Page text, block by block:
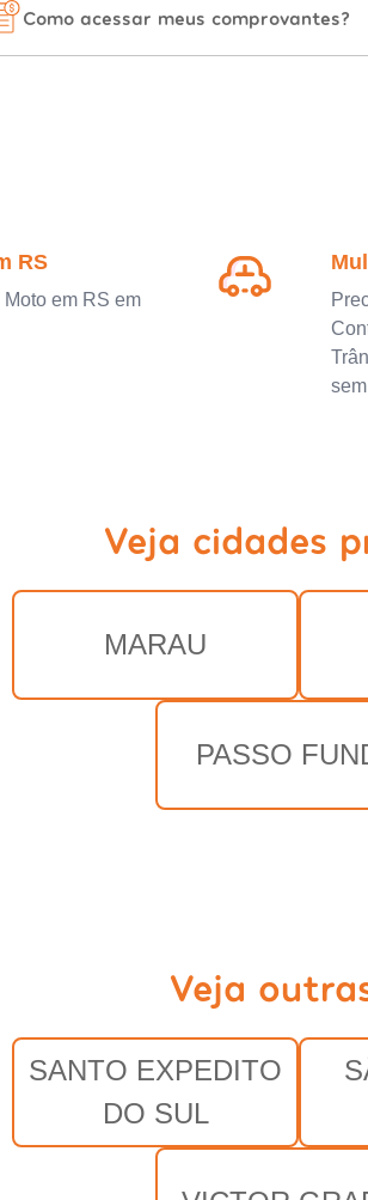
Como acessar meus comprovantes?
RS
em RS em
Veja cidades
MARAU
PASSO
Veja
SANTO EXPEDITO
DO SUL